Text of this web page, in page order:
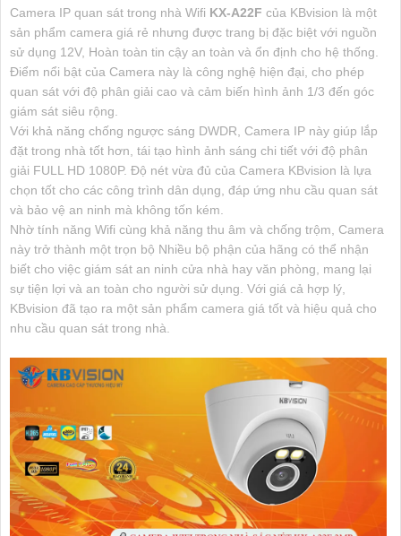
Camera IP quan sát trong nhà Wifi KX-A22F của KBvision là một
sản phẩm camera giá rẻ nhưng được trang bị đặc biệt với nguồn
sử dụng 12V, Hoàn toàn tin cậy an toàn và ổn định cho hệ thống.
Điểm nổi bật của Camera này là công nghệ hiện đại, cho phép
quan sát với độ phân giải cao và cảm biến hình ảnh 1/3 đến góc
giám sát siêu rộng.
Với khả năng chống ngược sáng DWDR, Camera IP này giúp lắp
đặt trong nhà tốt hơn, tái tạo hình ảnh sáng chi tiết với độ phân
giải FULL HD 1080P. Độ nét vừa đủ của Camera KBvision là lựa
chọn tốt cho các công trình dân dụng, đáp ứng nhu cầu quan sát
và bảo vệ an ninh mà không tốn kém.
Nhờ tính năng Wifi cùng khả năng thu âm và chống trộm, Camera
này trở thành một trọn bộ Nhiều bộ phận của hãng có thể nhận
biết cho việc giám sát an ninh cửa nhà hay văn phòng, mang lại
sự tiện lợi và an toàn cho người sử dụng. Với giá cả hợp lý,
KBvision đã tạo ra một sản phẩm camera giá tốt và hiệu quả cho
nhu cầu quan sát trong nhà.